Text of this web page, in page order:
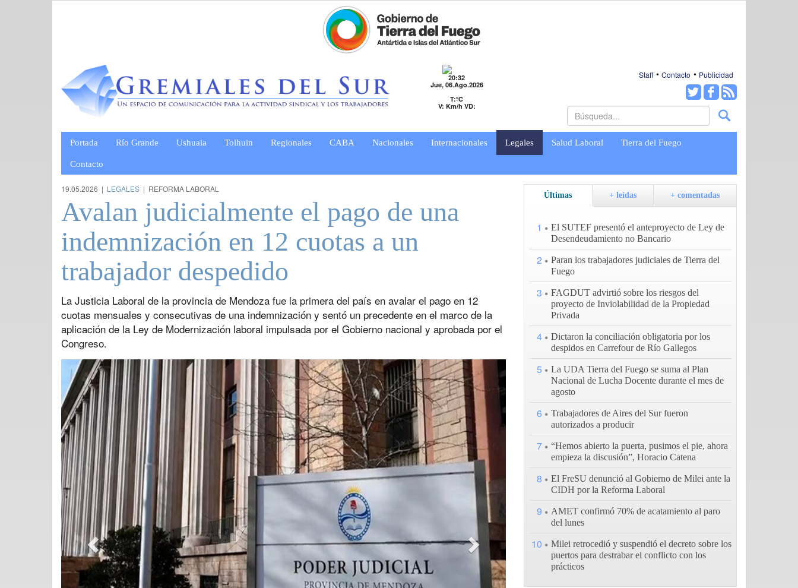
20:32
Jue, 06.Ago.2026
T:ºC
V: Km/h VD:
Staff Contacto Publicidad
Portada Río Grande Ushuaia Tolhuin Regionales CABA Nacionales Internacionales Legales Salud Laboral Tierra del Fuego
Contacto
19.05.2026 | LEGALES | REFORMA LABORAL
Avalan judicialmente el pago de una
indemnización en 12 cuotas a un
trabajador despedido
La Justicia Laboral de la provincia de Mendoza fue la primera del país en avalar el pago en 12
cuotas mensuales y consecutivas de una indemnización y sentó un precedente en el marco de la
aplicación de la Ley de Modernización laboral impulsada por el Gobierno nacional y aprobada por el
Congreso.
Previous Next
Últimas + leídas + comentadas
1
El SUTEF presentó el anteproyecto de Ley de
Desendeudamiento no Bancario
2
Paran los trabajadores judiciales de Tierra del
Fuego
3
FAGDUT advirtió sobre los riesgos del
proyecto de Inviolabilidad de la Propiedad
Privada
4
Dictaron la conciliación obligatoria por los
despidos en Carrefour de Río Gallegos
5
La UDA Tierra del Fuego se suma al Plan
Nacional de Lucha Docente durante el mes de
agosto
6
Trabajadores de Aires del Sur fueron
autorizados a producir
7
“Hemos abierto la puerta, pusimos el pie, ahora
empieza la discusión”, Horacio Catena
8
El FreSU denunció al Gobierno de Milei ante la
CIDH por la Reforma Laboral
9
AMET confirmó 70% de acatamiento al paro
del lunes
10
Milei retrocedió y suspendió el decreto sobre los
puertos para destrabar el conflicto con los
prácticos